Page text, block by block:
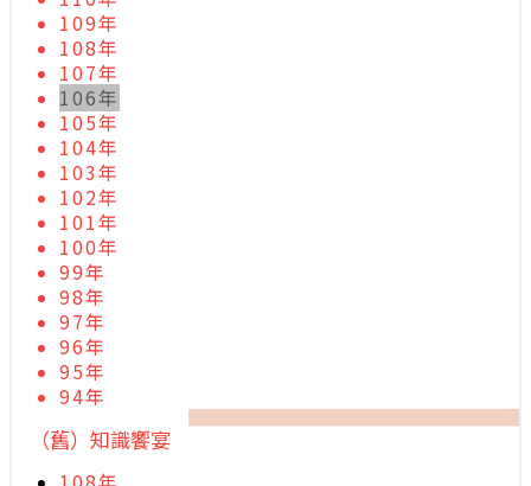
109年
108年
107年
106年
105年
104年
103年
102年
101年
100年
99年
98年
97年
96年
95年
94年
（舊）知識饗宴